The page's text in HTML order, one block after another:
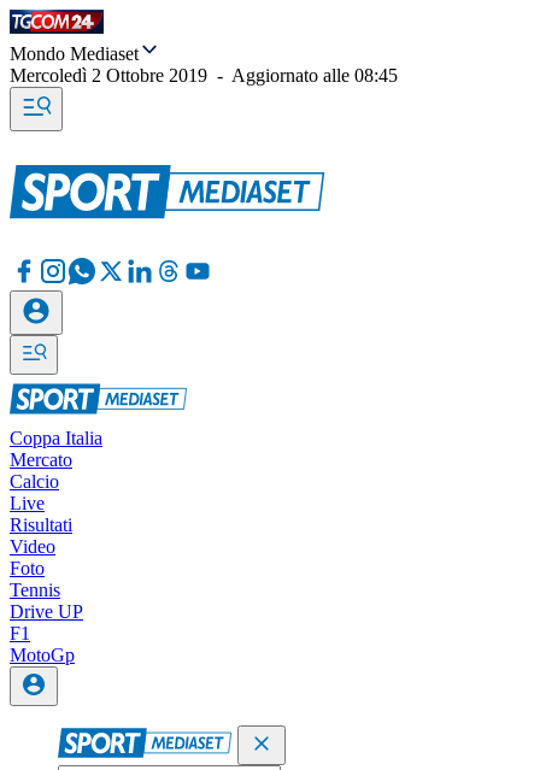
Mondo Mediaset
Mercoledì 2 Ottobre 2019 - Aggiornato alle 08:45
Coppa Italia
Mercato
Calcio
Live
Risultati
Video
Foto
Tennis
Drive UP
F1
MotoGp